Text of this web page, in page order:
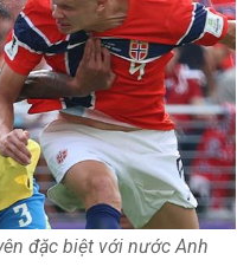
đặc biệt với nước Anh